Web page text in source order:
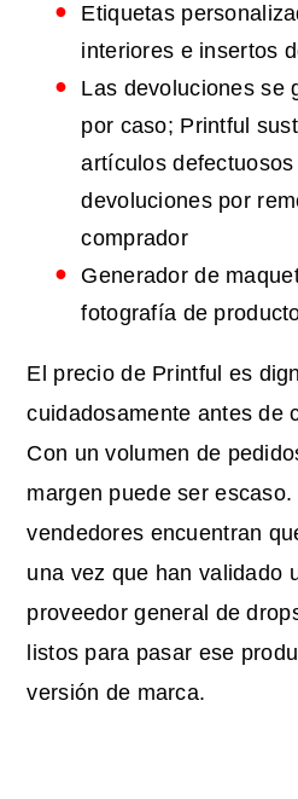
Etiquetas
interiores e insertos
Las devoluciones se
por caso; Printful
artículos
devoluciones por
comprador
Generador de
fotografía de
El precio de Printful es
cuidadosamente antes de
Con un volumen de
margen puede ser escaso.
vendedores encuentran
una vez que han validado
proveedor general de
listos para pasar ese
versión de marca.